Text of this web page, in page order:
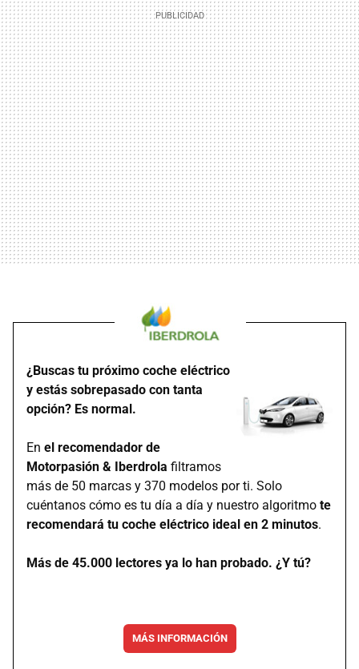
¿Buscas tu próximo coche eléctrico
y estás sobrepasado con tanta
opción? Es normal.
En el recomendador de
Motorpasión & Iberdrola filtramos
más de 50 marcas y 370 modelos por ti. Solo
cuéntanos cómo es tu día a día y nuestro algoritmo te
recomendará tu coche eléctrico ideal en 2 minutos.
Más de 45.000 lectores ya lo han probado. ¿Y tú?
MÁS INFORMACIÓN